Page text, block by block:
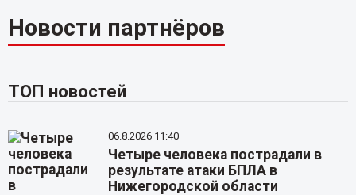
Новости партнёров
ТОП новостей
06.8.2026 11:40
Четыре человека пострадали в
результате атаки БПЛА в
Нижегородской области